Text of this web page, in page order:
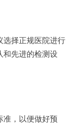
选择正规医院进行
和先进的检测设
准，以便做好预